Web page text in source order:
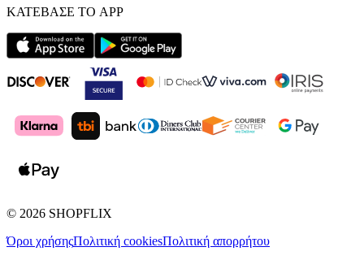
ΚΑΤΕΒΑΣΕ ΤΟ APP
© 2026 SHOPFLIX
Όροι χρήσηςΠολιτική cookiesΠολιτική απορρήτου